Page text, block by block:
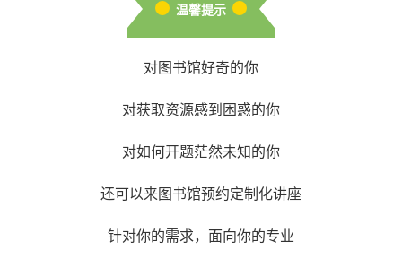
温馨提示
对图书馆好奇的你
对获取资源感到困惑的你
对如何开题茫然未知的你
还可以来图书馆预约定制化讲座
针对你的需求，面向你的专业